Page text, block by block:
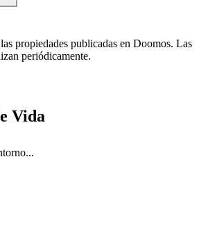
propiedades publicadas en Doomos. Las
periódicamente.
Vida